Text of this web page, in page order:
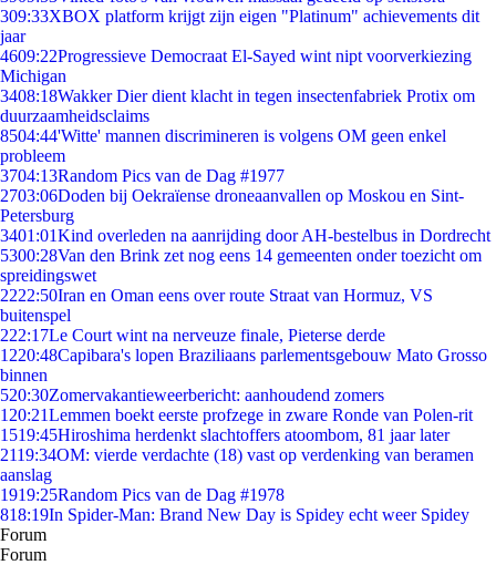
309:33XBOX platform krijgt zijn eigen "Platinum" achievements dit
jaar
4609:22Progressieve Democraat El-Sayed wint nipt voorverkiezing
Michigan
3408:18Wakker Dier dient klacht in tegen insectenfabriek Protix om
duurzaamheidsclaims
8504:44'Witte' mannen discrimineren is volgens OM geen enkel
probleem
3704:13Random Pics van de Dag #1977
2703:06Doden bij Oekraïense droneaanvallen op Moskou en Sint-
Petersburg
3401:01Kind overleden na aanrijding door AH-bestelbus in Dordrecht
5300:28Van den Brink zet nog eens 14 gemeenten onder toezicht om
spreidingswet
2222:50Iran en Oman eens over route Straat van Hormuz, VS
buitenspel
222:17Le Court wint na nerveuze finale, Pieterse derde
1220:48Capibara's lopen Braziliaans parlementsgebouw Mato Grosso
binnen
520:30Zomervakantieweerbericht: aanhoudend zomers
1 20:21Lemmen boekt eerste profzege in zware Ronde van Polen-rit
1519:45Hiroshima herdenkt slachtoffers atoombom, 81 jaar later
2119:34OM: vierde verdachte (18) vast op verdenking van beramen
aanslag
1919:25Random Pics van de Dag #1978
818:19In Spider-Man: Brand New Day is Spidey echt weer Spidey
Forum
Forum